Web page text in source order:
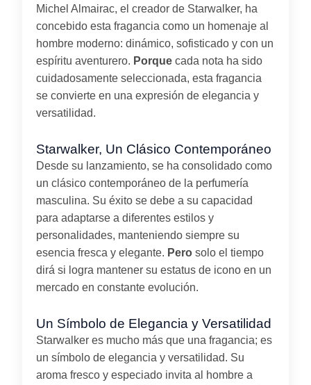
Michel Almairac, el creador de Starwalker, ha
concebido esta fragancia como un homenaje al
hombre moderno: dinámico, sofisticado y con un
espíritu aventurero. Porque cada nota ha sido
cuidadosamente seleccionada, esta fragancia
se convierte en una expresión de elegancia y
versatilidad.
Starwalker, Un Clásico Contemporáneo
Desde su lanzamiento, se ha consolidado como
un clásico contemporáneo de la perfumería
masculina. Su éxito se debe a su capacidad
para adaptarse a diferentes estilos y
personalidades, manteniendo siempre su
esencia fresca y elegante. Pero solo el tiempo
dirá si logra mantener su estatus de icono en un
mercado en constante evolución.
Un Símbolo de Elegancia y Versatilidad
Starwalker es mucho más que una fragancia; es
un símbolo de elegancia y versatilidad. Su
aroma fresco y especiado invita al hombre a